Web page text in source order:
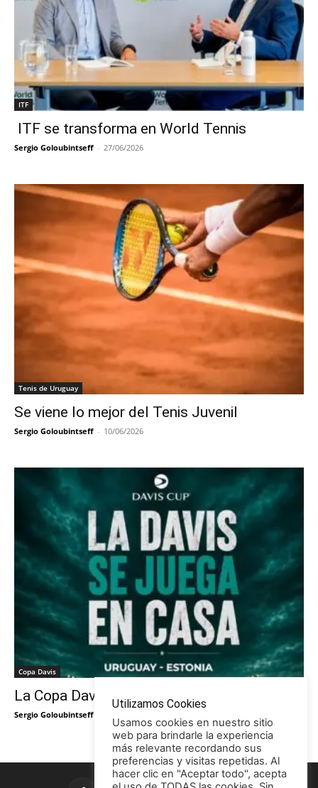
ITF
ITF se transforma en World Tennis
Sergio Goloubintseff - 27/06/2026
Tenis de Uruguay
Se viene lo mejor del Tenis Juvenil
Sergio Goloubintseff - 10/06/2026
Copa Davis
La Copa Davis vuelve al Círculo
Sergio Goloubintseff
Utilizamos Cookies
Usamos cookies en nuestro sitio
web para brindarle la experiencia
más relevante recordando sus
preferencias y visitas repetidas. Al
hacer clic en "Aceptar todo", acepta